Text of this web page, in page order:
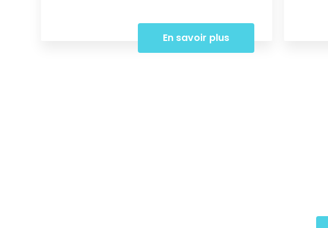
En savoir plus